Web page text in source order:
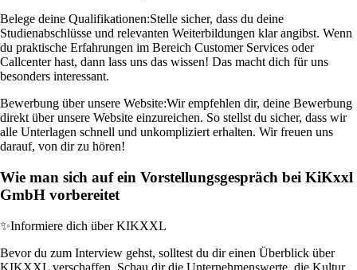
Belege deine Qualifikationen:Stelle sicher, dass du deine
Studienabschlüsse und relevanten Weiterbildungen klar angibst. Wenn
du praktische Erfahrungen im Bereich Customer Services oder
Callcenter hast, dann lass uns das wissen! Das macht dich für uns
besonders interessant.
Bewerbung über unsere Website:Wir empfehlen dir, deine Bewerbung
direkt über unsere Website einzureichen. So stellst du sicher, dass wir
alle Unterlagen schnell und unkompliziert erhalten. Wir freuen uns
darauf, von dir zu hören!
Wie man sich auf ein Vorstellungsgespräch bei KiKxxl
GmbH vorbereitet
✨Informiere dich über KIKXXL
Bevor du zum Interview gehst, solltest du dir einen Überblick über
KIKXXL verschaffen. Schau dir die Unternehmenswerte, die Kultur